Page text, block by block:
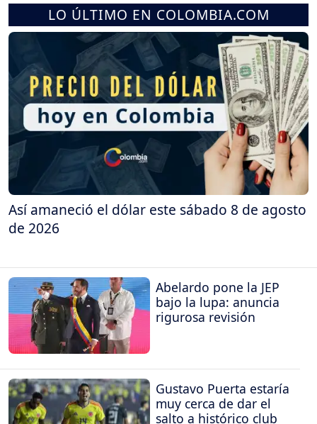
LO ÚLTIMO EN COLOMBIA.COM
Así amaneció el dólar este sábado 8 de agosto
de 2026
Abelardo pone la JEP
bajo la lupa: anuncia
rigurosa revisión
Gustavo Puerta estaría
muy cerca de dar el
salto a histórico club